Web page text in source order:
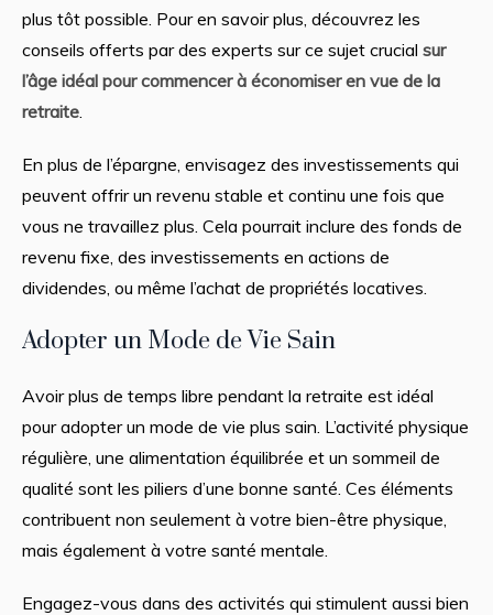
plus tôt possible. Pour en savoir plus, découvrez les
conseils offerts par des experts sur ce sujet crucial sur
l’âge idéal pour commencer à économiser en vue de la
retraite
En plus de l’épargne, envisagez des investissements qui
peuvent offrir un revenu stable et continu une fois que
vous ne travaillez plus. Cela pourrait inclure des fonds de
revenu fixe, des investissements en actions de
dividendes, ou même l’achat de propriétés locatives.
Adopter un Mode de Vie Sain
Avoir plus de temps libre pendant la retraite est idéal
pour adopter un mode de vie plus sain. L’activité physique
régulière, une alimentation équilibrée et un sommeil de
qualité sont les piliers d’une bonne santé. Ces éléments
contribuent non seulement à votre bien-être physique,
mais également à votre santé mentale.
Engagez-vous dans des activités qui stimulent aussi bien